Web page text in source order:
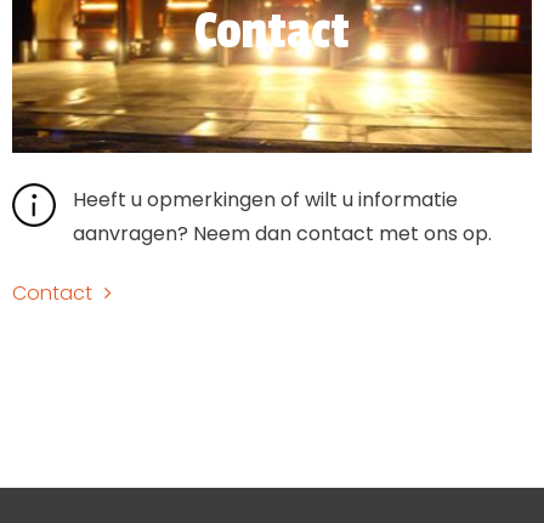
Contact
Heeft u opmerkingen of wilt u informatie
aanvragen? Neem dan contact met ons op.
Contact